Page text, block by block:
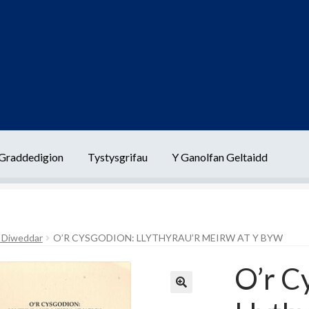
Tystysgrifau Y Ganolfan Geltaidd
O’R CYSGODION: LLYTHYRAU’R MEIRW AT Y BYW
O’r